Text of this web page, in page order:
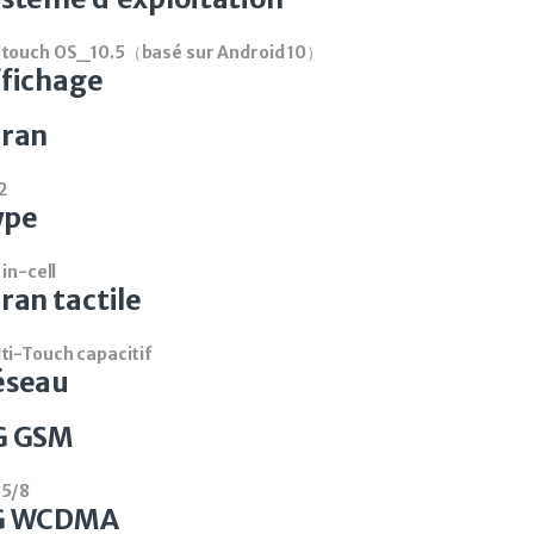
OS_10.5（basé sur Android 10）
cell
tactile
Touch capacitif
GSM
8
WCDMA